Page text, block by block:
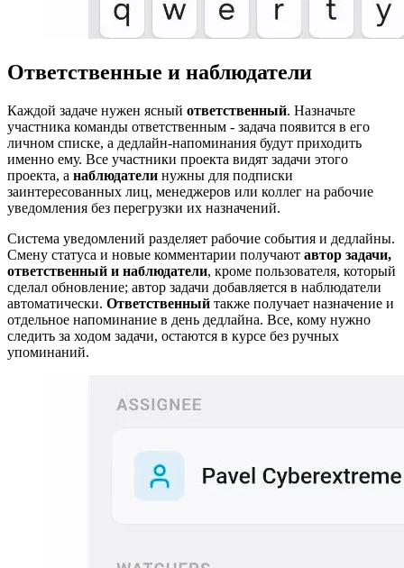
Ответственные и наблюдатели
Каждой задаче нужен ясный ответственный. Назначьте
участника команды ответственным - задача появится в его
личном списке, а дедлайн-напоминания будут приходить
именно ему. Все участники проекта видят задачи этого
проекта, а наблюдатели нужны для подписки
заинтересованных лиц, менеджеров или коллег на рабочие
уведомления без перегрузки их назначений.
Система уведомлений разделяет рабочие события и дедлайны.
Смену статуса и новые комментарии получают автор задачи,
ответственный и наблюдатели, кроме пользователя, который
сделал обновление; автор задачи добавляется в наблюдатели
автоматически. Ответственный также получает назначение и
отдельное напоминание в день дедлайна. Все, кому нужно
следить за ходом задачи, остаются в курсе без ручных
упоминаний.